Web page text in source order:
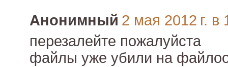
Анонимный 2 мая 2012 г. в
перезалейте пожалуйста
файлы уже убили на